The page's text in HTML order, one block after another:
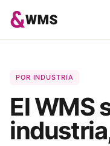
POR INDUSTRIA
El WMS